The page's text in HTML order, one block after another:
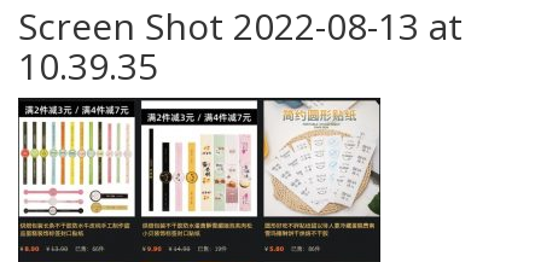
Screen Shot 2022-08-13 at
10.39.35